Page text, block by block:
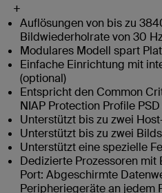
+
Auflösungen von bis zu
Bildwiederholrate von 30
Modulares Modell spart
Einfache Einrichtung mit
(optional)
Entspricht den Common
NIAP Protection Profile
Unterstützt bis zu zwei
Unterstützt bis zu zwei
Unterstützt eine spezielle
Dedizierte Prozessoren mit
Port: Abgeschirmte
Peripheriegeräte an jedem